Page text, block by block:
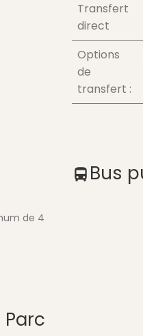
Transfert
direct
Options
de
transfert :
de 4
Bus